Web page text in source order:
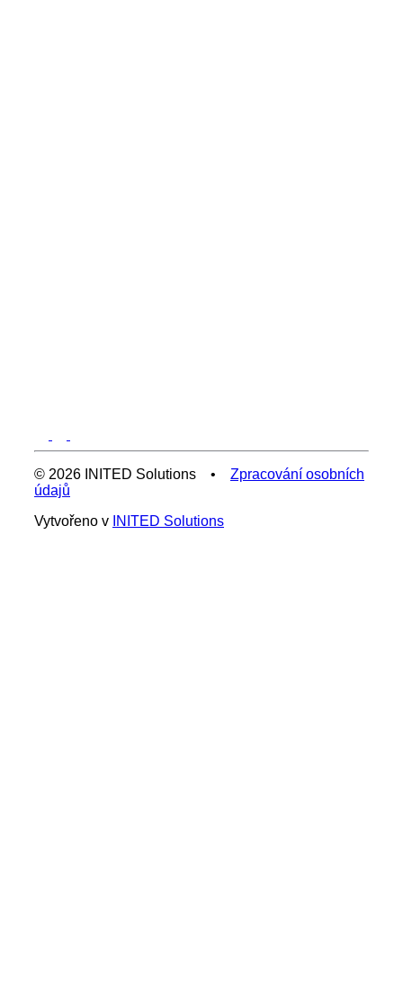
© 2026 INITED Solutions • Zpracování osobních
údajů
Vytvořeno v INITED Solutions